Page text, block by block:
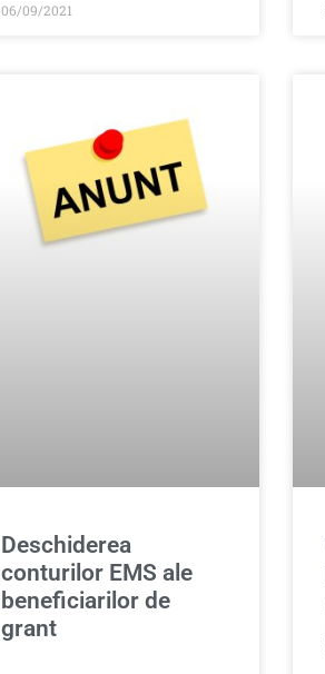
06/09/2021
Deschiderea
conturilor EMS ale
beneficiarilor de
grant